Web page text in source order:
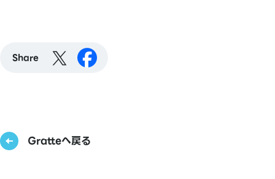
Share
Gratteへ戻る